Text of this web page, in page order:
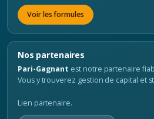
Voir les formules
Nos partenaires
Pari-Gagnant est notre partenaire
Vous y trouverez gestion de capital et
Lien partenaire.